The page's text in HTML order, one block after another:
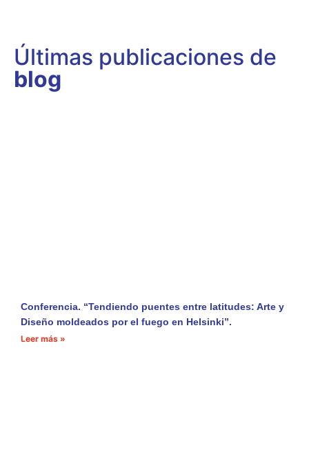
Últimas publicaciones de
blog
Conferencia. “Tendiendo puentes entre latitudes: Arte y
Diseño moldeados por el fuego en Helsinki”.
Leer más »